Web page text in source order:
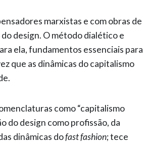
marxistas e com obras de
design. O método dialético e
ela, fundamentos essenciais para
que as dinâmicas do capitalismo
como “capitalismo
do design como profissão, da
dinâmicas dofast fashion; tece